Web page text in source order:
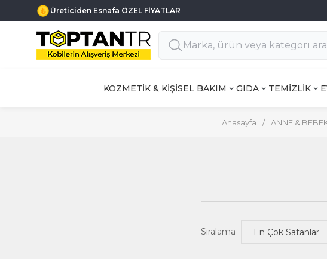
Üreticiden Esnafa ÖZEL FİYATLAR
KOZMETİK & KİŞİSEL BAKIM GIDA TEMİZLİK
Anasayfa / ANNE &
Sıralama